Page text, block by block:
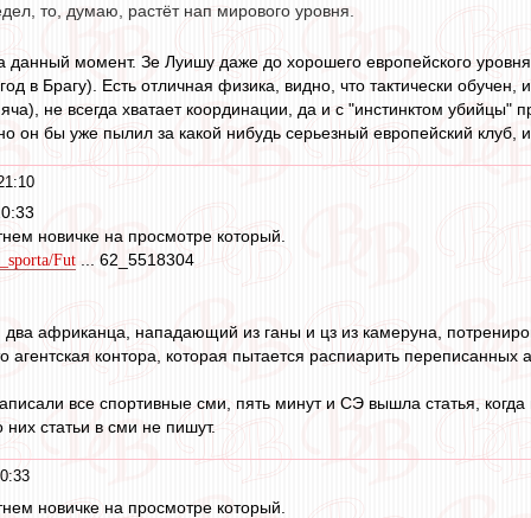
то, думаю, растёт нап мирового уровня.
данный момент. Зе Луишу даже до хорошего европейского
в Брагу). Есть отличная физика, видно, что тактически
не всегда хватает координации, да и с "инстинктом
он бы уже пылил за какой нибудь серьезный европейский клуб,
новичке на просмотре который.
Fut ... 62_5518304
африканца, нападающий из ганы и цз из камеруна,
агентская контора, которая пытается распиарить
все спортивные сми, пять минут и СЭ вышла статья,
статьи в сми не пишут.
новичке на просмотре который.